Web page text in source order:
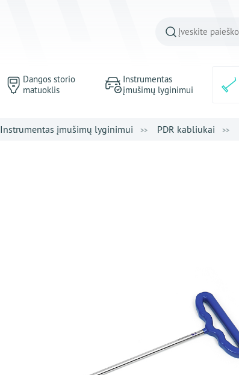
Dangos storio
matuoklis
Instrumentas
įmušimų lyginimui
Instrumentas įmušimų lyginimui PDR kabliukai